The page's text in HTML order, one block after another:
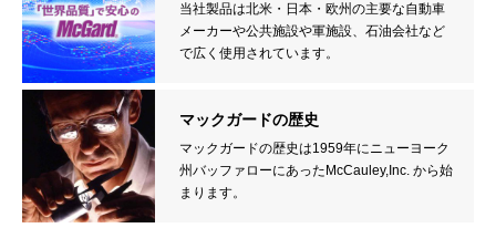
当社製品は北米・日本・欧州の主要な自動車
メーカーや公共施設や軍施設、石油会社など
で広く使用されています。
マックガードの歴史
マックガードの歴史は1959年にニューヨーク
州バッファローにあったMcCauley,Inc. から始
まります。